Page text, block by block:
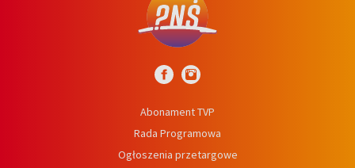
Abonament TVP
Rada Programowa
Ogłoszenia przetargowe